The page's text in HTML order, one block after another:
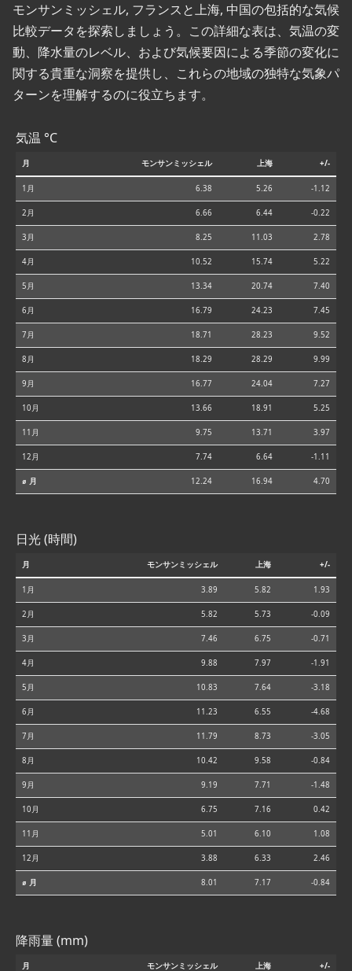
モンサンミッシェル, フランスと上海, 中国の包括的な気候
比較データを探索しましょう。この詳細な表は、気温の変
動、降水量のレベル、および気候要因による季節の変化に
関する貴重な洞察を提供し、これらの地域の独特な気象パ
ターンを理解するのに役立ちます。
気温 °C
月 モンサンミッシェル 上海 +/-
1月 6.38 5.26 -1.12
2月 6.66 6.44 -0.22
3月 8.25 11.03 2.78
4月 10.52 15.74 5.22
5月 13.34 20.74 7.40
6月 16.79 24.23 7.45
7月 18.71 28.23 9.52
8月 18.29 28.29 9.99
9月 16.77 24.04 7.27
10月 13.66 18.91 5.25
11月 9.75 13.71 3.97
12月 7.74 6.64 -1.11
⌀ 月 12.24 16.94 4.70
日光 (時間)
月 モンサンミッシェル 上海 +/-
1月 3.89 5.82 1.93
2月 5.82 5.73 -0.09
3月 7.46 6.75 -0.71
4月 9.88 7.97 -1.91
5月 10.83 7.64 -3.18
6月 11.23 6.55 -4.68
7月 11.79 8.73 -3.05
8月 10.42 9.58 -0.84
9月 9.19 7.71 -1.48
10月 6.75 7.16 0.42
11月 5.01 6.10 1.08
12月 3.88 6.33 2.46
⌀ 月 8.01 7.17 -0.84
降雨量 (mm)
月 モンサンミッシェル 上海 +/-